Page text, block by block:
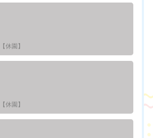
【休園】
【休園】